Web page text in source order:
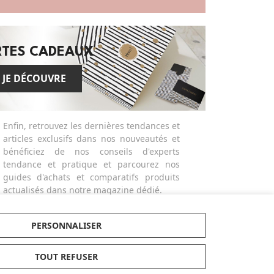
CADEAUX
JE DÉCOUVRE
Enfin, retrouvez les dernières tendances et
articles exclusifs dans nos nouveautés et
bénéficiez de nos conseils d'experts
tendance et pratique et parcourez nos
guides d'achats et comparatifs produits
actualisés dans notre magazine dédié.
différenciants et personnalisés comme la
broderie ou la gravure des produits ou
bien la possibilité de créer des listes de
naissances avec facilité. Alors n'hésitez
plus ! Personnalisez vos cadeaux ! Craquez
PERSONNALISER
TOUT REFUSER